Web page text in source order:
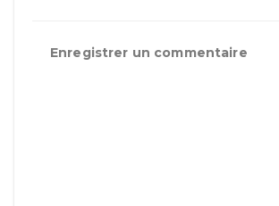
Enregistrer un commentaire